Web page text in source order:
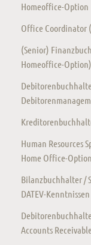
Homeoffice-Option
Office Coordinator
(Senior)
Homeoffice-Option)
Human Resources
Home Office-Option
Bilanzbuchhalter /
DATEV-Kenntnissen
Accounts